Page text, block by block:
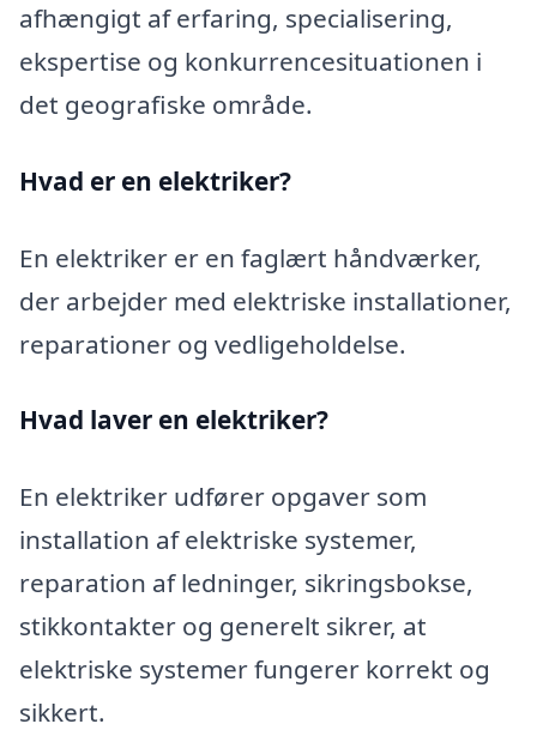
afhængigt af erfaring, specialisering,
ekspertise og konkurrencesituationen i
det geografiske område.
Hvad er en elektriker?
En elektriker er en faglært håndværker,
der arbejder med elektriske installationer,
reparationer og vedligeholdelse.
Hvad laver en elektriker?
En elektriker udfører opgaver som
installation af elektriske systemer,
reparation af ledninger, sikringsbokse,
stikkontakter og generelt sikrer, at
elektriske systemer fungerer korrekt og
sikkert.